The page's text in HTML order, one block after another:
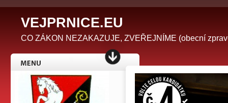
VEJPRNICE.EU
CO ZÁKON NEZAKAZUJE, ZVEŘEJNÍME (obecní